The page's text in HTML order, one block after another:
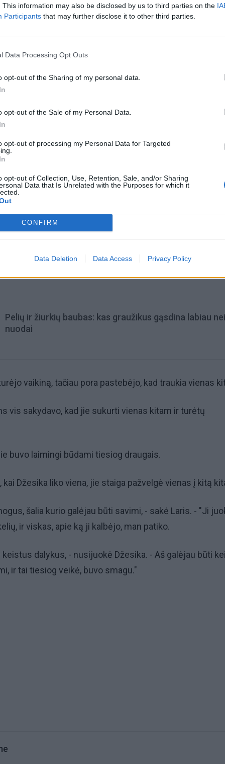
This information may also be disclosed by us to third parties on the
Participants that may further disclose it to other third parties.
Data Processing Opt Outs
opt-out of the Sharing of my personal data.
opt-out of the Sale of my Personal Data.
opt-out of processing my Personal Data for Targeted
opt-out of Collection, Use, Retention, Sale, and/or Sharing
Data that Is Unrelated with the Purposes for which it
CONFIRM
Data Deletion Data Access Privacy Policy
nebuvome vyresni, daug laiko praleisdavome kartu."
motoroleriu, vėliau persikėlė į savo namus netoli tos
tačiau prieš tai jis gyveno pas vieną iš artimų Džesikos
Pelių ir žiurkių baubas: kas graužikus gąsdina labiau nei
nuodai
vaikiną, tačiau pora pastebėjo, kad traukia vienas
vis sakydavo, kad jie sukurti vienas kitam ir turėtų
buvo laimingi būdami tiesiog draugais.
kai Džesika liko viena, jie staiga pažvelgė vienas į kitą
šalia kurio galėjau būti savimi, - sakė Laris. - "Ji
ir viskas, apie ką ji kalbėjo, man patiko.
keistus dalykus, - nusijuokė Džesika. - Aš galėjau būti
ir tai tiesiog veikė, buvo smagu."